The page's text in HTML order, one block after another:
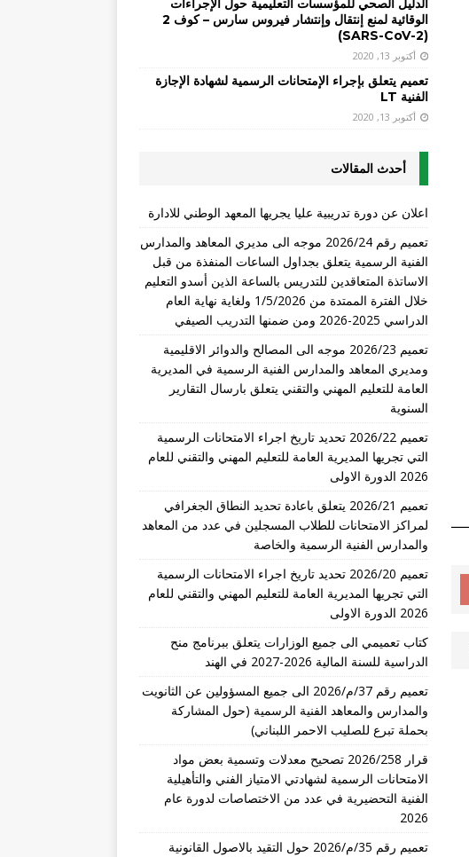
الدليل الصحي للمؤسسات التعليمية حول الإجراءات
الوقائية لمنع إنتقال وإنتشار فيروس سارس – كوف 2
(SARS-CoV-2)
أكتوبر 13, 2020
تعميم يتعلق بإجراء الإمتحانات الرسمية لشهادة الإجازة
الفنية LT
أكتوبر 13, 2020
أحدث المقالات
اعلان عن دورة تدريبية عليا يجريها المعهد الوطني للادارة
تعميم رقم 2026/24 موجه الى مديري المعاهد والمدارس
الفنية الرسمية يتعلق بجداول الساعات المنفذة من قبل
الاساتذة المتعاقدين للتدريس بالساعة الذين أسدو التعليم
خلال الفترة الممتدة من 1/5/2026 ولغاية نهاية العام
الدراسي 2025-2026 ومن ضمنها التدريب الصيفي
تعميم 2026/23 موجه الى المصالح والدوائر الاقليمية
ومديري المعاهد والمدارس الفنية الرسمية في المديرية
العامة للتعليم المهني والتقني يتعلق بارسال التقارير
السنوية
تعميم 2026/22 تحديد تاريخ اجراء الامتحانات الرسمية
التي تجريها المديرية العامة للتعليم المهني والتقني للعام
2026 الدورة الاولى
تعميم 2026/21 يتعلق باعادة تحديد النطاق الجغرافي
لمراكز الامتحانات للطلاب المسجلين في عدد من المعاهد
والمدارس الفنية الرسمية والخاصة
تعميم 2026/20 تحديد تاريخ اجراء الامتحانات الرسمية
التي تجريها المديرية العامة للتعليم المهني والتقني للعام
2026 الدورة الاولى
كتاب تعميمي الى جميع الوزارات يتعلق ببرنامج منح
الدراسية للسنة المالية 2026-2027 في الهند
تعميم رقم 37/م/2026 الى جميع المسؤولين عن الثانويت
والمدارس والمعاهد الفنية الرسمية (حول المشاركة
بحملة تبرع للصليب الاحمر اللبناني)
قرار 2026/258 تصحيح معدلات وتسمية بعض مواد
الامتحانات الرسمية لشهادتي الامتياز الفني والتأهيلية
الفنية التحضيرية في عدد من الاختصاصات لدورة عام
2026
تعميم رقم 35/م/2026 حول التقيد بالاصول القانونية